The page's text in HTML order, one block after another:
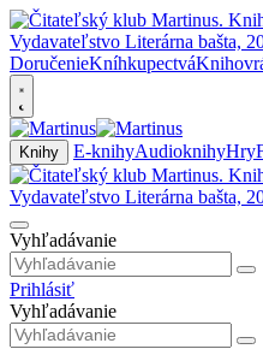
DoručenieKníhkupectvá
Knihy E-knihyAudioknihyHry
Vyhľadávanie
Prihlásiť
Vyhľadávanie